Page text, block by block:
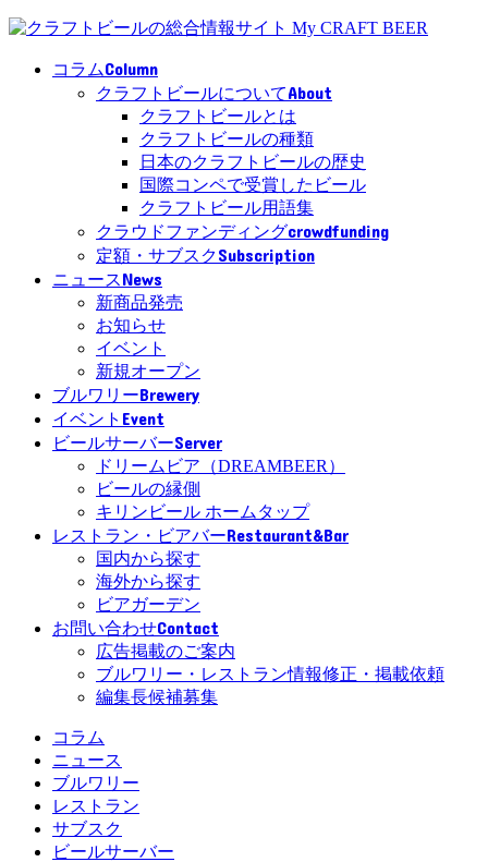
コラムColumn
クラフトビールについてAbout
クラフトビールとは
クラフトビールの種類
日本のクラフトビールの歴史
国際コンペで受賞したビール
クラフトビール用語集
クラウドファンディングcrowdfunding
定額・サブスクSubscription
ニュースNews
新商品発売
お知らせ
イベント
新規オープン
ブルワリーBrewery
イベント Event
ビールサーバーServer
ドリームビア（DREAMBEER）
ビールの縁側
キリンビール ホームタップ
レストラン・ビアバーRestaurant&Bar
国内から探す
海外から探す
ビアガーデン
お問い合わせContact
広告掲載のご案内
ブルワリー・レストラン情報修正・掲載依頼
編集長候補募集
コラム
ニュース
ブルワリー
レストラン
サブスク
ビールサーバー